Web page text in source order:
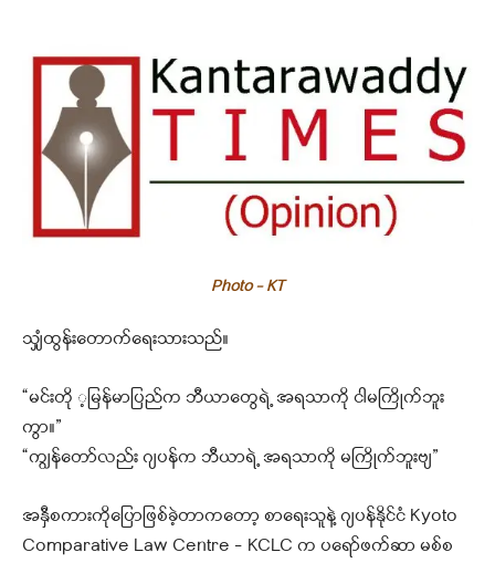
Photo - KT
သျှံထွန်းတောက်ရေးသားသည်။
“မင်းတို ့မြန်မာပြည်က ဘီယာတွေရဲ့ အရသာကို ငါမကြိုက်ဘူး
ကွာ။”
“ကျွန်တော်လည်း ဂျပန်က ဘီယာရဲ့ အရသာကို မကြိုက်ဘူးဗျ”
အနှီစကားကိုပြောဖြစ်ခဲ့တာကတော့ စာရေးသူနဲ့ ဂျပန်နိုင်ငံ Kyoto
Comparative Law Centre – KCLC က ပရော်ဖက်ဆာ မစ်စ